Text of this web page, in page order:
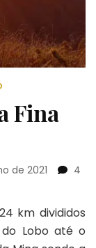
Fina
de 2021
4
km divididos
Lobo até o